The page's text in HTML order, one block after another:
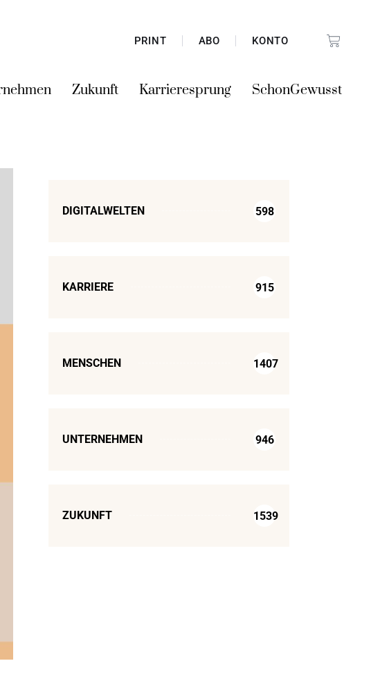
PRINT ABO KONTO
Zukunft Karrieresprung SchonGewusst
DIGITALWELTEN 598
KARRIERE 915
MENSCHEN 1407
UNTERNEHMEN 946
ZUKUNFT 1539